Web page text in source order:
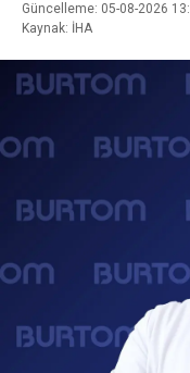
Güncelleme: 05-08-2026
Kaynak: İHA